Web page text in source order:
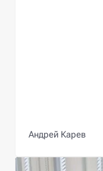
Андрей Карев